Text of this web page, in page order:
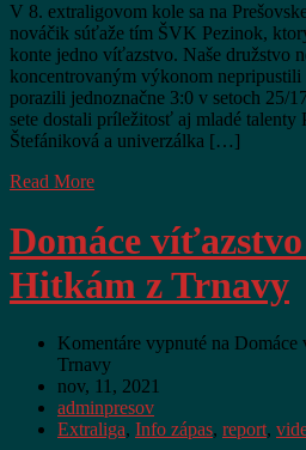
V 8. extraligovom kole sa na
nováčik súťaže tím ŠVK Pezinok,
konte jedno víťazstvo. Naše družstvo
koncentrovaným výkonom
porazili jednoznačne 3:0 v setoch 25/
sete dostali príležitosť aj mladé talenty
Štefániková a univerzálka […]
Read More
Domáce
Hitkám z Trnavy
Komentáre vypnuté na
Trnavy
nov, 11, 2021
adminpresov
Extraliga, Info zápas, report,